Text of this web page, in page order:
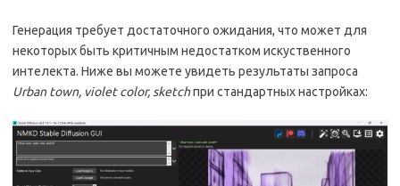
Генерация требует достаточного ожидания, что может для
некоторых быть критичным недостатком искуственного
интелекта. Ниже вы можете увидеть результаты запроса
Urban town, violet color, sketchпри стандартных настройках: